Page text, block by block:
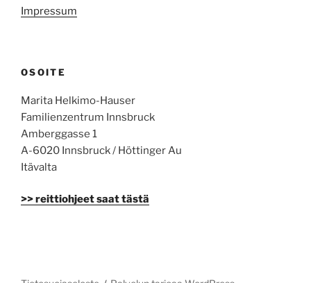
Impressum
OSOITE
Marita Helkimo-Hauser
Familienzentrum Innsbruck
Amberggasse 1
A-6020 Innsbruck / Höttinger Au
Itävalta
>> reittiohjeet saat tästä